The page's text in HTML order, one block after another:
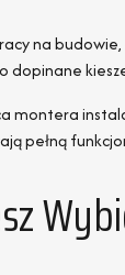
na
dopinane
montera
pełną